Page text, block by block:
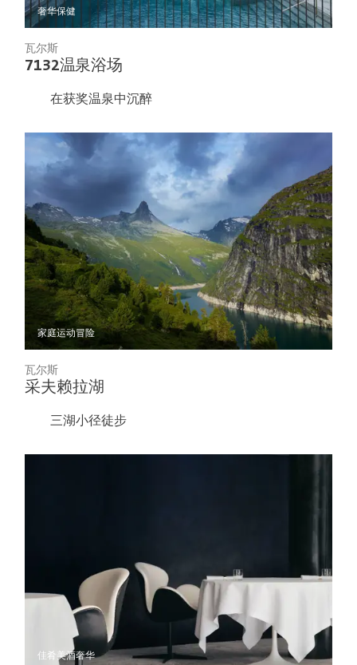
奢华保健
瓦尔斯
7132温泉浴场
在获奖温泉中沉醉
家庭运动冒险
瓦尔斯
采夫赖拉湖
三湖小径徒步
佳肴美酒奢华